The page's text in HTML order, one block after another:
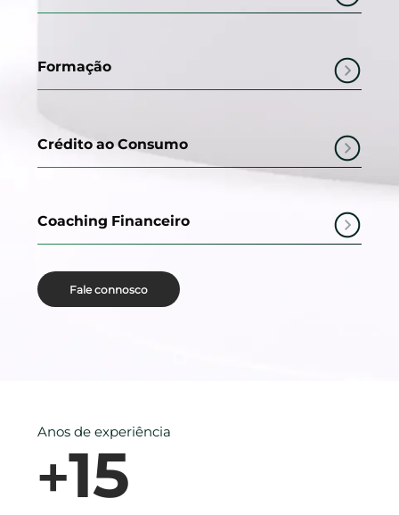
Formação
Crédito ao Consumo
Coaching Financeiro
Fale connosco
Anos de experiência
+15